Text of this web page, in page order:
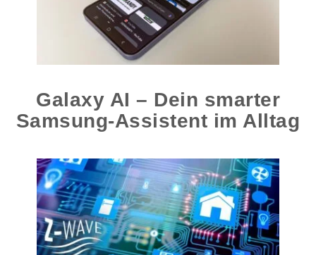
Galaxy AI – Dein smarter
Samsung-Assistent im Alltag